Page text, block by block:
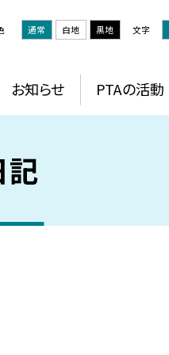
通常 白地 黒地 文字
お知らせ PTAの活動
記